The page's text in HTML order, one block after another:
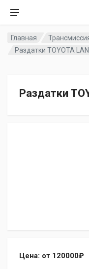
Главная
Раздатки TOYOTA
Раздатки
Цена: от 120000₽